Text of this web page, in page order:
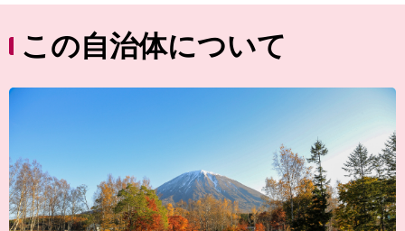
この自治体について